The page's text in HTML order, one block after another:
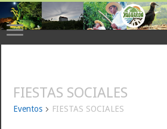
FIESTAS SOCIALES
Eventos FIESTAS SOCIALES